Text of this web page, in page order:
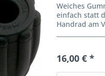
Weiches
einfach statt
Handrad am
Ennepetal
16,00 € *